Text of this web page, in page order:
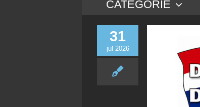
CATEGORIE
31
jul 2026